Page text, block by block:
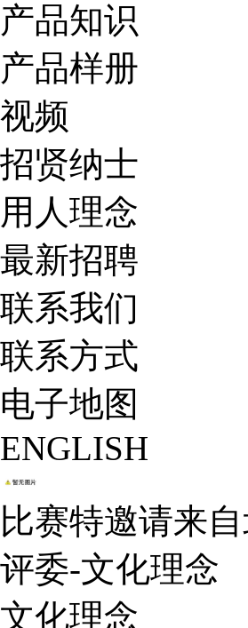
产品知识
产品样册
视频
招贤纳士
用人理念
最新招聘
联系我们
联系方式
电子地图
ENGLISH
比赛特邀请来
评委-文化理念
文化理念